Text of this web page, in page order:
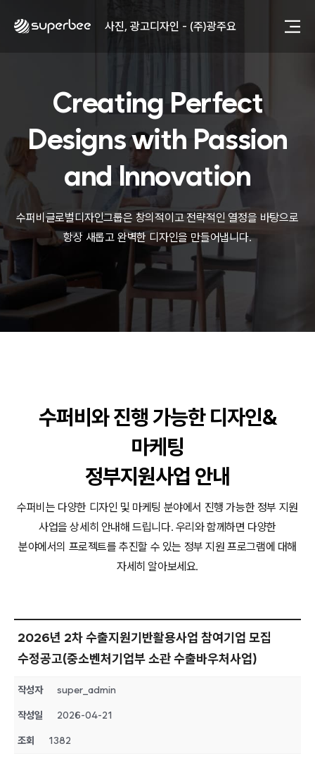
사진, 광고디자인 - (주)광주요
제품디자인 - 삼성전자㈜
동영상, 홈페이지 - (주)분독
동영상, 카탈로그 - 피자마루
웹사이트 - 백조씽크
사진, 광고디자인 - 중외제약
패키지, 디자인 - 고려은단
동영상 - (주)듀오백
동영상 - ㈜고피자
동영상 - 모모스커피㈜
동영상 - 삼양홀딩스
동영상 - 킷캣
사진, 광고디자인 - (주)화요
사진, 광고디자인 - (주)광주요
웹사이트 - (주)세스코
제품디자인 - 삼성전자㈜
동영상, CI - 카피어랜드㈜
패키지, 디자인 - 고려은단
동영상 - (주)듀오백
동영상 - ㈜고피자
동영상 - 삼양홀딩스
Creating Perfect
Designs with Passion
and Innovation
수퍼비글로벌디자인그룹은 창의적이고 전략적인 열정을 바탕으로
항상 새롭고 완벽한 디자인을 만들어냅니다.
수퍼비와 진행 가능한 디자인&
마케팅
정부지원사업 안내
수퍼비는 다양한 디자인 및 마케팅 분야에서 진행 가능한 정부 지원
사업을 상세히 안내해 드립니다. 우리와 함께하면 다양한
분야에서의 프로젝트를 추진할 수 있는 정부 지원 프로그램에 대해
자세히 알아보세요.
2026년 2차 수출지원기반활용사업 참여기업 모집
수정공고(중소벤처기업부 소관 수출바우처사업)
작성자 super_admin
작성일 2026-04-21
조회 1382